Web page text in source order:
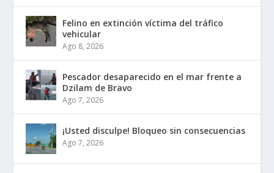
Felino en extinción víctima del tráfico
vehicular
Ago 8, 2026
Pescador desaparecido en el mar frente a
Dzilam de Bravo
Ago 7, 2026
¡Usted disculpe! Bloqueo sin consecuencias
Ago 7, 2026